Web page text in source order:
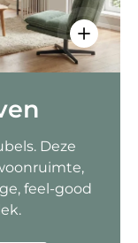
Details
Deze
feel-good